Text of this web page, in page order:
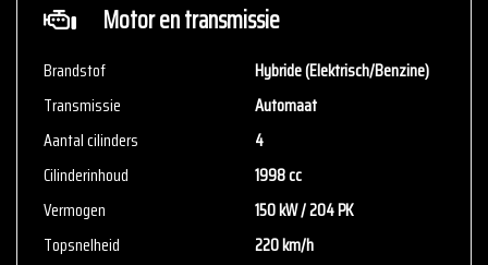
Motor en transmissie
Brandstof
Hybride (Elektrisch/Benzine)
Transmissie
Automaat
Aantal cilinders
4
Cilinderinhoud
1998 cc
Vermogen
150 kW / 204 PK
Topsnelheid
220 km/h